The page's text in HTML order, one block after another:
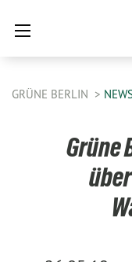
GRÜNE BERLIN
Grüne